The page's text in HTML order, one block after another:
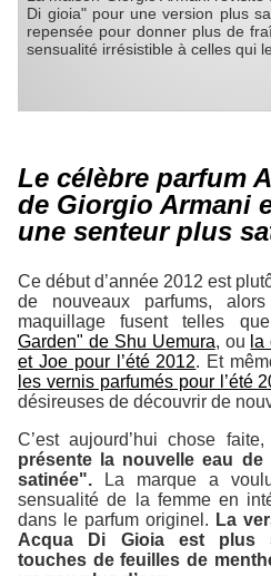
Di gioia" pour une version plus
repensée pour donner plus de
sensualité irrésistible à celles qui
Le célèbre parfum
de Giorgio Armani
une senteur plus
Ce début d’année 2012 est
de nouveaux parfums,
maquillage fusent telles
Garden" de Shu Uemura, ou la
et Joe pour l’été 2012. Et
les vernis parfumés pour l’été
désireuses de découvrir de
C’est aujourd’hui chose
présente la nouvelle eau
satinée". La marque a
sensualité de la femme en
dans le parfum originel. La
Acqua Di Gioia est plus
touches de feuilles de